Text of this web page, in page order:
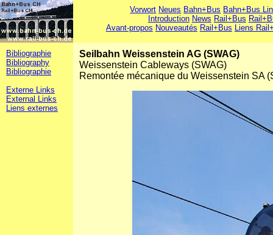
Vorwort Neues Bahn+Bus Bahn+Bus
Introduction News Rail+Bus
Avant-propos Nouveautés Rail+Bus Liens
Bibliographie
Bibliography
Bibliographie
Externe Links
External Links
Liens externes
Seilbahn Weissenstein AG (SWAG)
Weissenstein Cableways (SWAG)
Remontée mécanique du Weissenstein SA